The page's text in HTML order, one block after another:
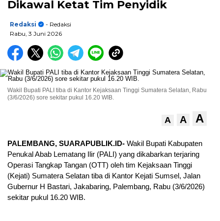
Dikawal Ketat Tim Penyidik
Redaksi
- Redaksi
Rabu, 3 Juni 2026
Wakil Bupati PALI tiba di Kantor Kejaksaan Tinggi Sumatera Selatan, Rabu
(3/6/2026) sore sekitar pukul 16.20 WIB.
A A A
PALEMBANG, SUARAPUBLIK.ID- Wakil Bupati Kabupaten
Penukal Abab Lematang Ilir (PALI) yang dikabarkan terjaring
Operasi Tangkap Tangan (OTT) oleh tim Kejaksaan Tinggi
(Kejati) Sumatera Selatan tiba di Kantor Kejati Sumsel, Jalan
Gubernur H Bastari, Jakabaring, Palembang, Rabu (3/6/2026)
sekitar pukul 16.20 WIB.